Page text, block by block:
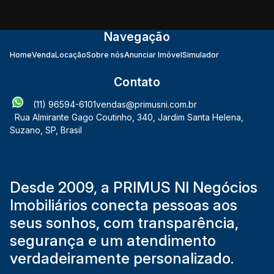
Navegação
HomeVendaLocaçãoSobre nósAnunciar ImóvelSimulador
Contato
(11) 96594-6101vendas@primusni.com.br
Rua Almirante Gago Coutinho 340 Jardim Santa Helena
Suzano SP Brasil
Desde 2009, a PRIMUS NI Negócios
Imobiliários conecta pessoas aos
seus sonhos, com transparência,
segurança e um atendimento
verdadeiramente personalizado.